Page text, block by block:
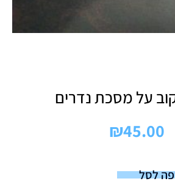
על מסכת נדרים
₪45.00
לסל